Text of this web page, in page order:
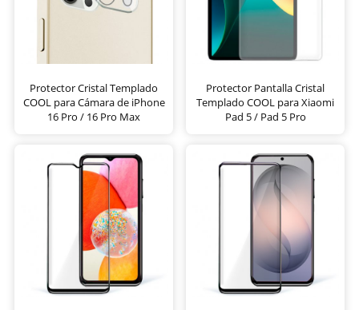
Protector Cristal Templado
COOL para Cámara de iPhone
16 Pro / 16 Pro Max
Protector Pantalla Cristal
Templado COOL para Xiaomi
Pad 5 / Pad 5 Pro